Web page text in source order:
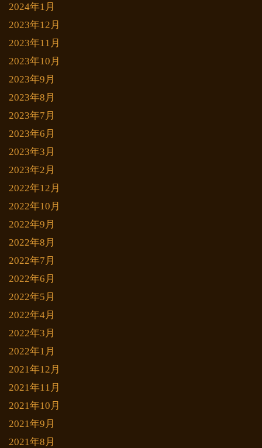
2024年1月
2023年12月
2023年11月
2023年10月
2023年9月
2023年8月
2023年7月
2023年6月
2023年3月
2023年2月
2022年12月
2022年10月
2022年9月
2022年8月
2022年7月
2022年6月
2022年5月
2022年4月
2022年3月
2022年1月
2021年12月
2021年11月
2021年10月
2021年9月
2021年8月